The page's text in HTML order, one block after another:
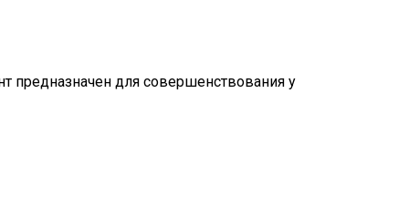
предназначен для совершенствования у